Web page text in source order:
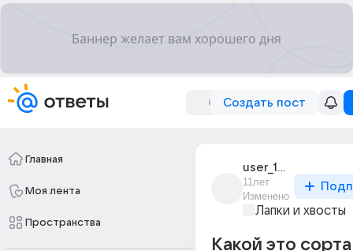
Создать пост
Главная
Моя лента
Пространства
user_102841859
11лет
Изменено
Лапки и хвосты
Какой это сорта